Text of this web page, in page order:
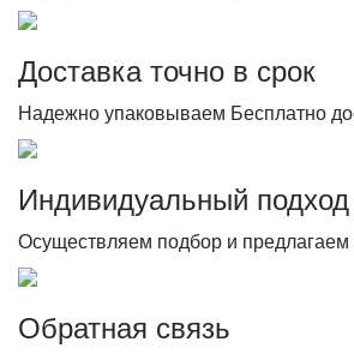
Доставка точно в срок
Надежно упаковываем Бесплатно
Индивидуальный подход
Осуществляем подбор и предлагаем
Обратная связь